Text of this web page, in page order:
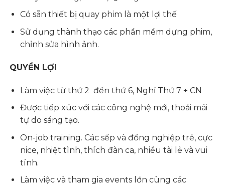
Có sẵn thiết bị quay phim là một lợi thế
Sử dụng thành thạo các phần mềm dựng phim,
chỉnh sửa hình ảnh.
QUYỀN LỢI
Làm việc từ thứ 2 đến thứ 6, Nghỉ Thứ 7 + CN
Được tiếp xúc với các công nghệ mới, thoải mái
tự do sáng tạo.
On-job training. Các sếp và đồng nghiệp trẻ, cực
nice, nhiệt tình, thích đàn ca, nhiều tài lẻ và vui
tính.
Làm việc và tham gia events lớn cùng các